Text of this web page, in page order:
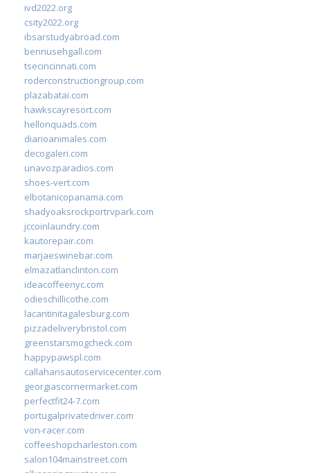
ivd2022.org
csity2022.org
ibsarstudyabroad.com
bennusehgall.com
tsecincinnati.com
roderconstructiongroup.com
plazabatai.com
hawkscayresort.com
hellonquads.com
diarioanimales.com
decogaleri.com
unavozparadios.com
shoes-vert.com
elbotanicopanama.com
shadyoaksrockportrvpark.com
jccoinlaundry.com
kautorepair.com
marjaeswinebar.com
elmazatlanclinton.com
ideacoffeenyc.com
odieschillicothe.com
lacantinitagalesburg.com
pizzadeliverybristol.com
greenstarsmogcheck.com
happypawspl.com
callahansautoservicecenter.com
georgiascornermarket.com
perfectfit24-7.com
portugalprivatedriver.com
von-racer.com
coffeeshopcharleston.com
salon104mainstreet.com